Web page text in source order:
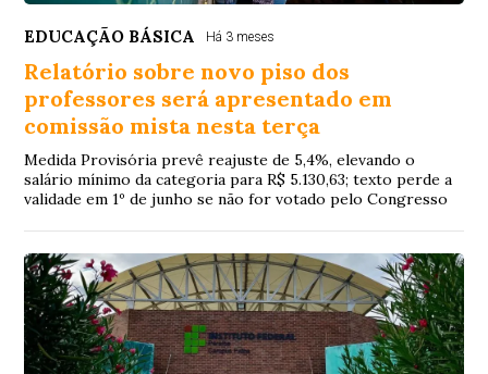
EDUCAÇÃO BÁSICA Há 3 meses
Relatório sobre novo piso dos
professores será apresentado em
comissão mista nesta terça
Medida Provisória prevê reajuste de 5,4%, elevando o
salário mínimo da categoria para R$ 5.130,63; texto perde a
validade em 1º de junho se não for votado pelo Congresso